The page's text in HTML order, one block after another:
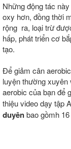
Những động tác
oxy hơn, đồng thời
rộng ra, loại trừ
hấp, phát triển cơ
tạo.
Để giảm cân
luyện thường xuyên
aerobic của bạn để
thiệu video dạy tập
duyênbao gồmh